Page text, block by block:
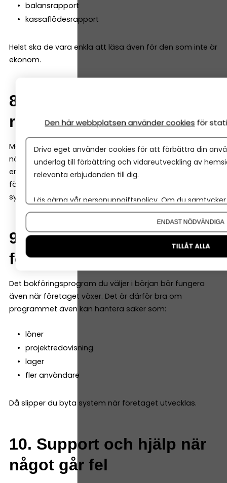
balansrapport
kassaflödesrapport
Helst ska de vara enkla att läsa även för den som inte är
ekonom.
8. Samarbete med
redovisningskonsult
Många företag väljer att anlita en redovisningskonsult
när de växer. Då är det viktigt att programmet gör det
enkelt att dela bokföringen. Många system låter både
företagaren och redovisningskonsulten arbeta i samma
system samtidigt.
9. Möjlighet att växa med
företaget
Det bokföringsprogram du väljer i början bör fungera
även när företaget växer. Det är därför bra om
programmet även kan hantera saker som:
löner
projektredovisning
lager
fler användare
Då slipper du byta system när företaget utvecklas.
10. Support och hjälp när
något går fel
Den här webbplatsen använder cookies för
Driva eget använder cookies för att förbättra din
underlag till förbättring och vidareutveckling av
relevanta erbjudanden till dig.
Läs gärna vår personuppgiftspolicy. Om du
Om du vill ändra ditt val i efterhand hittar du den
ENDAST NÖDVÄNDIGA
TILLÅT ALLA